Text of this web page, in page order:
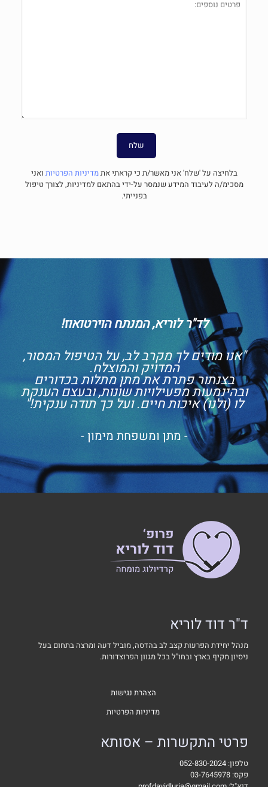
בלחיצה על 'שלח' אני מאשר/ת כי קראתי אתמדיניות הפרטיות ואני
מסכימ/ה לעיבוד המידע שנמסר על-ידי בהתאם למדיניות, לצורך טיפול
בפנייתי.
לד"ר לוריא, המנתח הוירטואוז!
"אנו מודים לך מקרב לב, על הטיפול המסור,
המדויק והמוצלח.
בצנתור פתרת את מתן מתלות בכדורים
ובהינמעות מפעילויות שונות, ובעצם הענקת
לו (ולנו) איכות חיים. ועל כך תודה ענקית!"
- מתן ומשפחת מימון -
ד"ר דוד לוריא
מנהל יחידת הפרעות קצב לב בהדסה, מוביל דעה ומרצה בתחום בעל
ניסיון מקיף בארץ ובחו"ל בכל מגוון הפרוצדורות.
הצהרת נגישות
מדיניות הפרטיות
פרטי התקשרות – אסותא
טלפון:052-830-2024
פקס: 03-7645978